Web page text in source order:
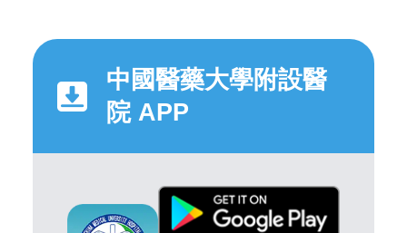
中國醫藥大學附設醫
院 APP